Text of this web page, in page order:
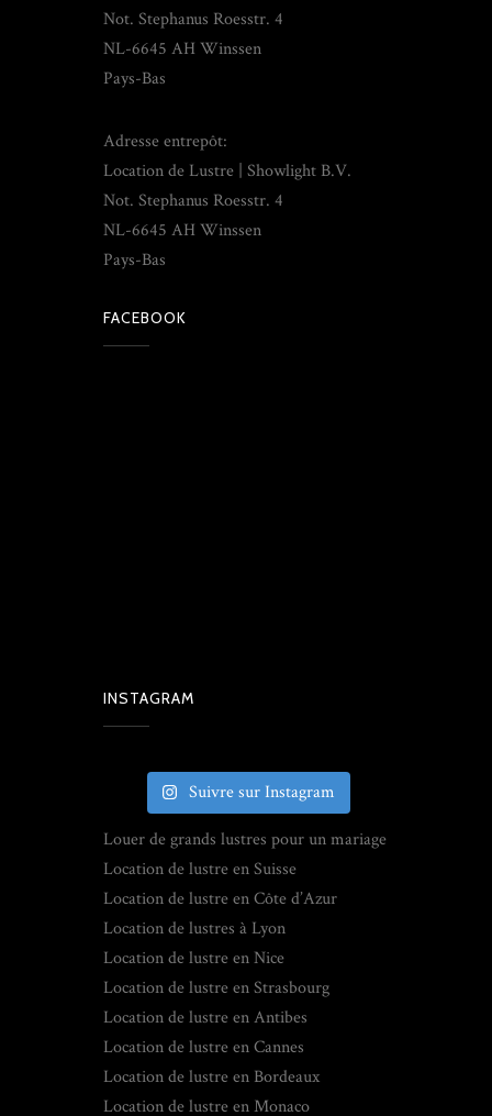
Not. Stephanus Roesstr. 4
NL-6645 AH Winssen
Pays-Bas
Adresse entrepôt:
Location de Lustre | Showlight B.V.
Not. Stephanus Roesstr. 4
NL-6645 AH Winssen
Pays-Bas
FACEBOOK
INSTAGRAM
Suivre sur Instagram
Louer de grands lustres pour un mariage
Location de lustre en Suisse
Location de lustre en Côte d’Azur
Location de lustres à Lyon
Location de lustre en Nice
Location de lustre en Strasbourg
Location de lustre en Antibes
Location de lustre en Cannes
Location de lustre en Bordeaux
Location de lustre en Monaco